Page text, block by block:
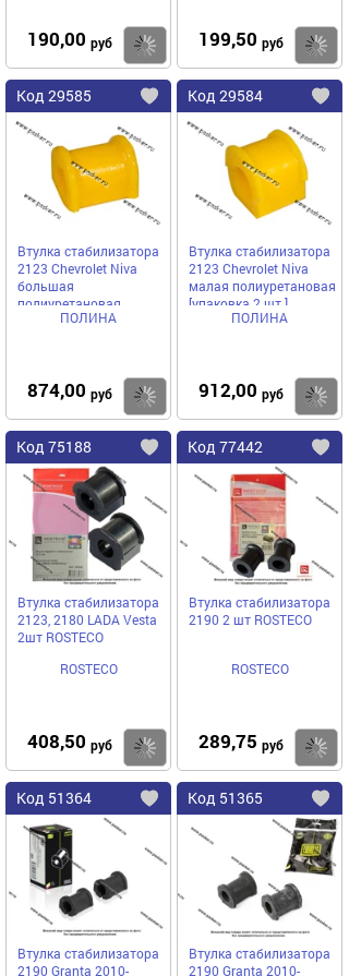
190,00 руб Купить
199,50 руб
Код 29585
Добавить
избранное
Втулка стабилизатора
2123 Chevrolet Niva
большая
полиуретановая
[упаковка 2 шт.]
ПОЛИНА
874,00 руб Купить
Код 29584
Втулка стабилизатора
2123 Chevrolet Niva
малая полиуретановая
[упаковка 2 шт.]
ПОЛИНА
912,00 руб
Код 75188
Добавить
избранное
Втулка стабилизатора
2123, 2180 LADA Vesta
2шт ROSTECO
ROSTECO
408,50 руб Купить
Код 77442
Втулка стабилизатора
2190 2 шт ROSTECO
ROSTECO
289,75 руб
Код 51364
Добавить
избранное
Втулка стабилизатора
2190 Granta 2010-
Код 51365
в
Втулка стабилизатора
2190 Granta 2010-